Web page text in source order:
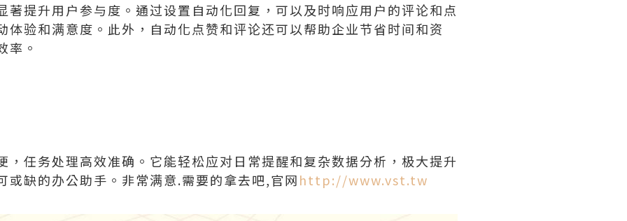
著提升用户参与度。通过设置自动化回复，可以及时响应用户的评论和点
体验和满意度。此外，自动化点赞和评论还可以帮助企业节省时间和资
率。
，任务处理高效准确。它能轻松应对日常提醒和复杂数据分析，极大提升
或缺的办公助手。非常满意.需要的拿去吧,官网http://www.vst.tw